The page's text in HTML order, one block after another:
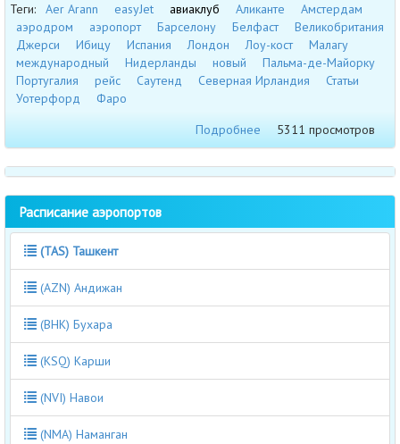
Теги: Aer Arann easyJet авиаклуб Аликанте
Амстердам
аэродром
аэропорт Барселону Белфаст
Великобритания
Джерси
Ибицу Испания Лондон Лоу-кост
Малагу
международный
Нидерланды новый
Пальма-де-Майорку
Португалия
рейс Саутенд Северная Ирландия
Статьи
Уотерфорд
Фаро
Подробнее
5311 просмотров
Расписание аэропортов
(TAS) Ташкент
(AZN) Андижан
(BHK) Бухара
(KSQ) Карши
(NVI) Навои
(NMA) Наманган